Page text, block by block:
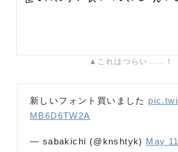
▲これはつらい……！
新しいフォント買いました
MB6D6TW2A
— sabakichi (@knshtyk) May